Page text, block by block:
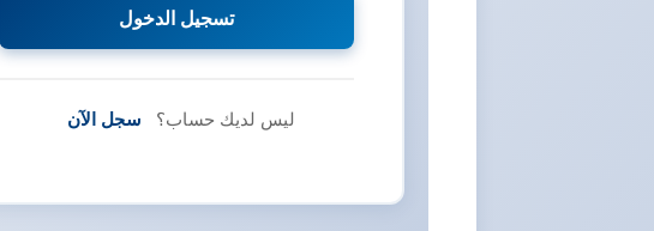
تسجيل الدخول
ليس لديك حساب؟ سجل الآن